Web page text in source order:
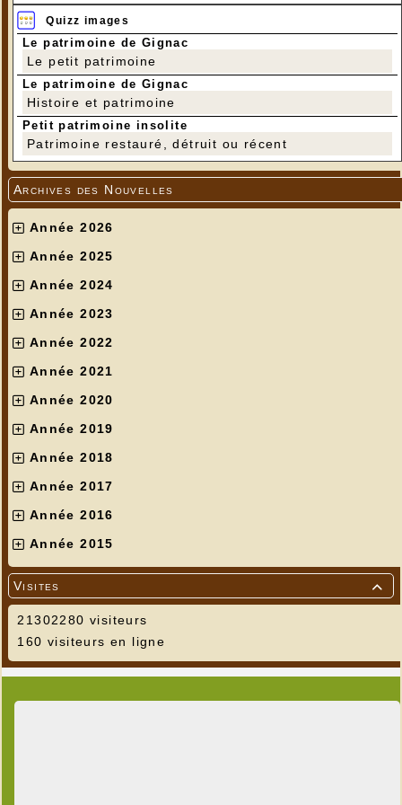
Quizz images
Le patrimoine de Gignac
Le petit patrimoine
Le patrimoine de Gignac
Histoire et patrimoine
Petit patrimoine insolite
Patrimoine restauré, détruit ou récent
Archives des Nouvelles
Année 2026
Année 2025
Année 2024
Année 2023
Année 2022
Année 2021
Année 2020
Année 2019
Année 2018
Année 2017
Année 2016
Année 2015

Visites
21302280 visiteurs
160 visiteurs en ligne